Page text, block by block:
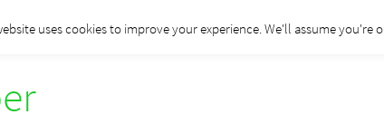
uses cookies to improve your experience. We'll assume